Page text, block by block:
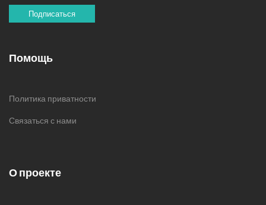
Подписаться
Помощь
Политика приватности
Связаться с нами
О проекте